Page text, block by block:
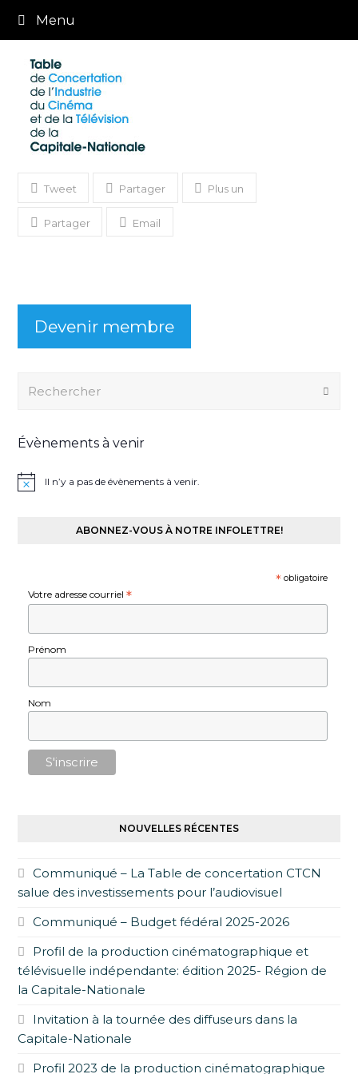
Menu
Tweet Partager Plus un
Partager Email
Devenir membre
Évènements à venir
Il n’y a pas de évènements à venir.
ABONNEZ-VOUS À NOTRE INFOLETTRE!
*obligatoire
Votre adresse courriel *
Prénom
Nom
NOUVELLES RÉCENTES
Communiqué – La Table de concertation CTCN
salue des investissements pour l’audiovisuel
Communiqué – Budget fédéral 2025-2026
Profil de la production cinématographique et
télévisuelle indépendante: édition 2025- Région de
la Capitale-Nationale
Invitation à la tournée des diffuseurs dans la
Capitale-Nationale
Profil 2023 de la production cinématographique